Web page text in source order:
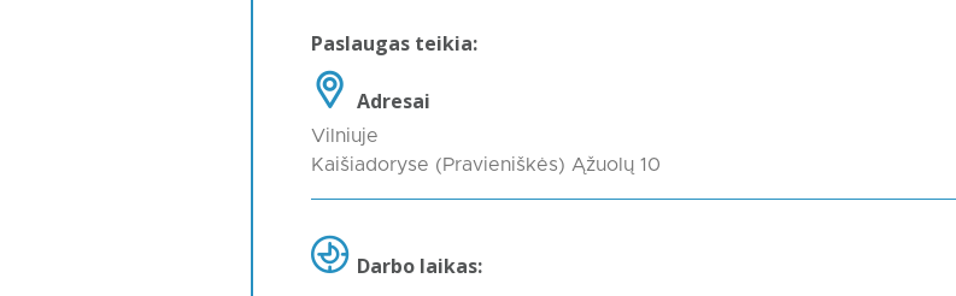
Paslaugas teikia:
Adresai
Vilniuje
Kaišiadoryse (Pravieniškės) Ąžuolų 10
Darbo laikas: